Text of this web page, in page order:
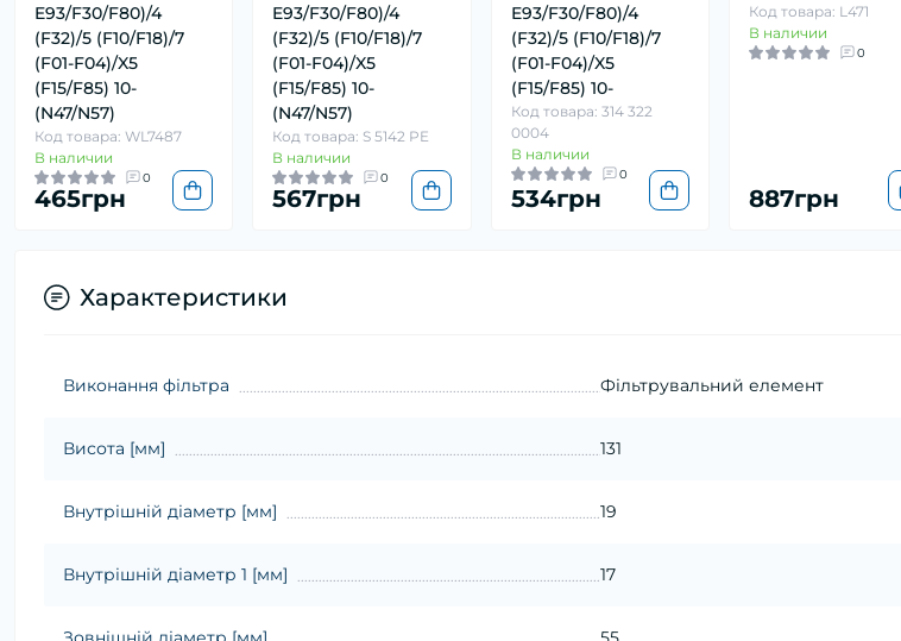
E93/F30/F80)/4
(F32)/5 (F10/F18)/7
(F01-F04)/X5
(F15/F85) 10-
(N47/N57)
Код товара: WL7487
В наличии
0
465грн
E93/F30/F80)/4
(F32)/5 (F10/F18)/7
(F01-F04)/X5
(F15/F85) 10-
(N47/N57)
Код товара: S 5142 PE
В наличии
0
567грн
E93/F30/F80)/4
(F32)/5 (F10/F18)/7
(F01-F04)/X5
(F15/F85) 10-
Код товара: 314 322
0004
В наличии
0
534грн
Код товара: L471
В наличии
0
887грн
Характеристики
Виконання фільтра Фільтрувальний елемент
Висота [мм] 131
Внутрішній діаметр [мм] 19
Внутрішній діаметр 1 [мм] 17